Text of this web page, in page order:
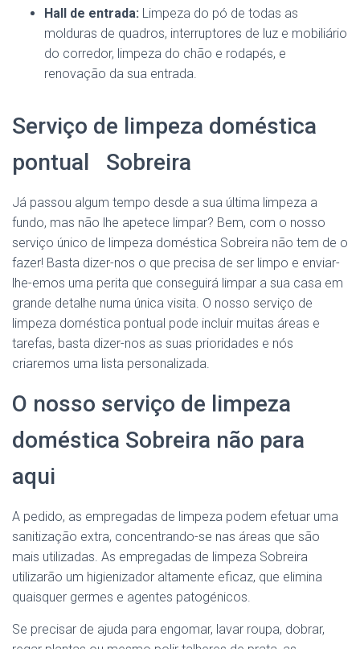
Hall de entrada: Limpeza do pó de todas as
molduras de quadros, interruptores de luz e mobiliário
do corredor, limpeza do chão e rodapés, e
renovação da sua entrada.
Serviço de limpeza doméstica
pontual Sobreira
Já passou algum tempo desde a sua última limpeza a
fundo, mas não lhe apetece limpar? Bem, com o nosso
serviço único de limpeza doméstica Sobreira não tem de o
fazer! Basta dizer-nos o que precisa de ser limpo e enviar-
lhe-emos uma perita que conseguirá limpar a sua casa em
grande detalhe numa única visita. O nosso serviço de
limpeza doméstica pontual pode incluir muitas áreas e
tarefas, basta dizer-nos as suas prioridades e nós
criaremos uma lista personalizada.
O nosso serviço de limpeza
doméstica Sobreira não para
aqui
A pedido, as empregadas de limpeza podem efetuar uma
sanitização extra, concentrando-se nas áreas que são
mais utilizadas. As empregadas de limpeza Sobreira
utilizarão um higienizador altamente eficaz, que elimina
quaisquer germes e agentes patogénicos.
Se precisar de ajuda para engomar, lavar roupa, dobrar,